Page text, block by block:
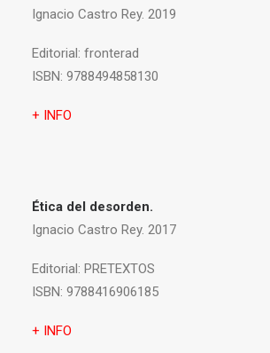
Ignacio Castro Rey. 2019
Editorial: fronterad
ISBN: 9788494858130
+ INFO
Ética del desorden.
Ignacio Castro Rey. 2017
Editorial: PRETEXTOS
ISBN: 9788416906185
+ INFO